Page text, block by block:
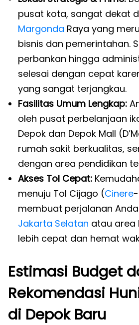
pusat kota, sangat dekat
Margonda Raya yang
bisnis dan pemerintahan.
perbankan hingga
selesai dengan cepat
yang sangat terjangkau.
Fasilitas Umum Lengkap:
oleh pusat perbelanjaan
Depok dan Depok Mall
rumah sakit berkualitas,
dengan area pendidikan
Akses Tol Cepat:
menuju Tol Cijago (Cinere
membuat perjalanan
Jakarta Selatan atau area
lebih cepat dan hemat
Estimasi Budget
Rekomendasi
di Depok Baru